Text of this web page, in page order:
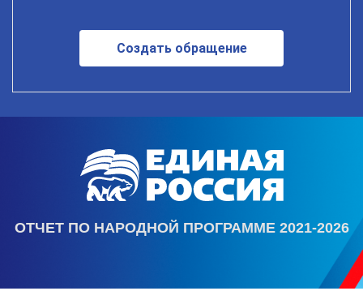
Создать обращение
ОТЧЕТ ПО НАРОДНОЙ ПРОГРАММЕ 2021-2026